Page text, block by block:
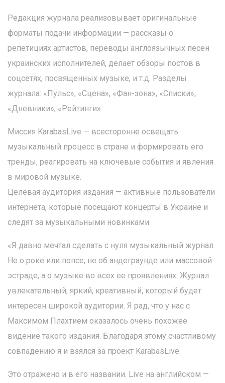
Редакция журнала реализовывает оригинальные
форматы подачи информации — рассказы о
репетициях артистов, переводы англоязычных песен
украинских исполнителей, делает обзоры постов в
соцсетях, посвященных музыке, и т.д. Разделы
журнала: «Пульс», «Сцена», «Фан-зона», «Списки»,
«Дневники», «Рейтинги».
Миссия KarabasLive — всесторонне освещать
музыкальный процесс в стране и формировать его
тренды, реагировать на ключевые события и явления
в мировой музыке.
Целевая аудитория издания — активные пользователи
интернета, которые посещают концерты в Украине и
следят за музыкальными новинками.
«Я давно мечтал сделать с нуля музыкальный журнал.
Не о роке или попсе, не об андеграунде или массовой
эстраде, а о музыке во всех ее проявлениях. Журнал
увлекательный, яркий, креативный, который будет
интересен широкой аудитории. Я рад, что у нас с
Максимом Плахтием оказалось очень похожее
видение такого издания. Благодаря этому счастливому
совпадению я и взялся за проект KarabasLive.
Это отражено и в его названии. Live на английском —